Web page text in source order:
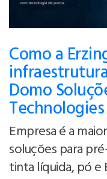
Como a
Domo
Technologies
Empresa é a
soluções para
tinta líquida, pó e